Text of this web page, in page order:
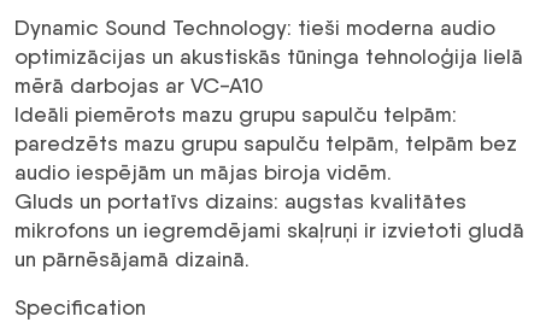
USB
Portable
Speakerphone
daudzums
Dynamic Sound Technology: tieši moderna audio
optimizācijas un akustiskās tūninga tehnoloģija lielā
mērā darbojas ar VC-A10
Ideāli piemērots mazu grupu sapulču telpām:
paredzēts mazu grupu sapulču telpām, telpām bez
audio iespējām un mājas biroja vidēm.
Gluds un portatīvs dizains: augstas kvalitātes
mikrofons un iegremdējami skaļruņi ir izvietoti gludā
un pārnēsājamā dizainā.
Specification